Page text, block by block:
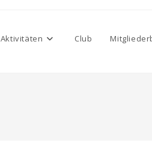
Aktivitäten Club